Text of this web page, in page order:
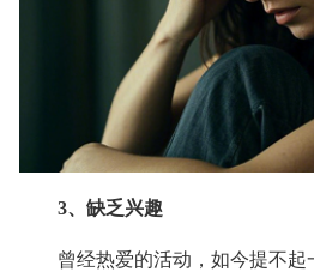
3、缺乏兴趣
曾经热爱的活动，如今提不起